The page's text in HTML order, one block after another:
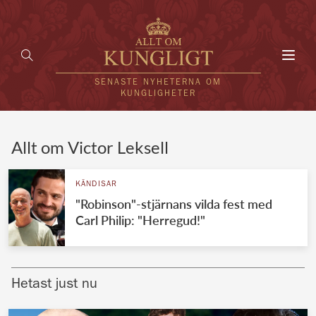
SENASTE NYHETERNA OM
KUNGLIGHETER
UTLÄNDSKT
VÄRLDENS KUNGAHUS
Brittiska kungahuset
Allt om Victor Leksell
KÄNDISAR
"Robinson"-stjärnans vilda fest med
Carl Philip: "Herregud!"
Hetast just nu